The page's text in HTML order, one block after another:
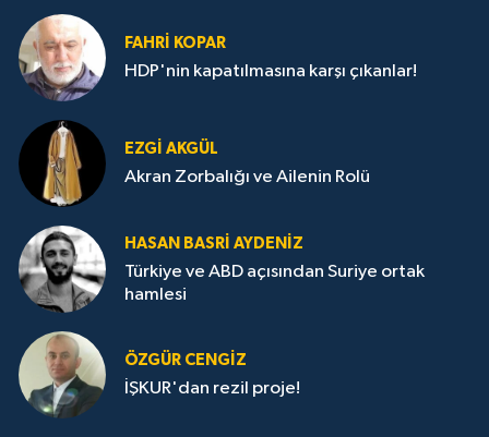
FAHRI KOPAR
HDP'nin kapatılmasına karşı çıkanlar!
EZGI AKGÜL
Akran Zorbalığı ve Ailenin Rolü
HASAN BASRI AYDENIZ
Türkiye ve ABD açısından Suriye ortak
hamlesi
ÖZGÜR CENGIZ
İŞKUR'dan rezil proje!